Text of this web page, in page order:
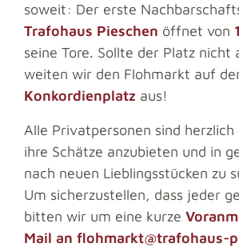
soweit: Der erste
Trafohaus Pieschen öffnet von
seine Tore. Sollte der Platz nicht
weiten wir den Flohmarkt auf
Konkordienplatz aus!
Alle Privatpersonen sind herzlich
ihre Schätze anzubieten und in
nach neuen Lieblingsstücken zu
Um sicherzustellen, dass jeder
bitten wir um eine kurze
Mail an flohmarkt@trafohaus-